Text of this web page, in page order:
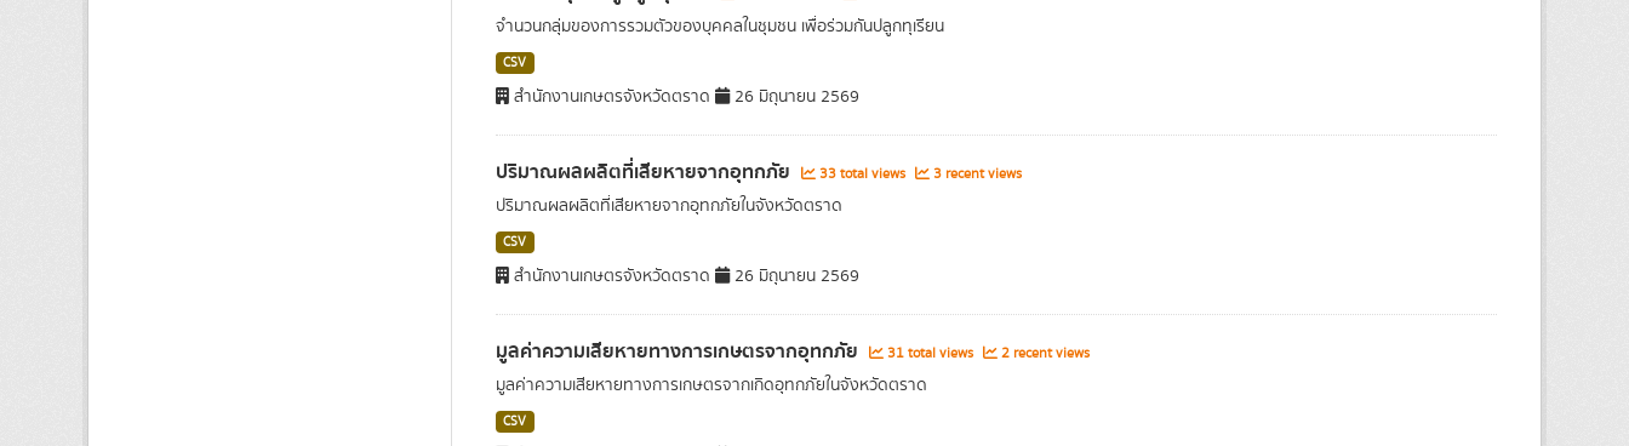
จำนวนกลุ่มของการรวมตัวของบุคคลในชุมชน เพื่อร่วมกันปลูกทุเรียน
CSV
สำนักงานเกษตรจังหวัดตราด 26 มิถุนายน 2569
ปริมาณผลผลิตที่เสียหายจากอุทกภัย 33 total views 3 recent views
ปริมาณผลผลิตที่เสียหายจากอุทกภัยในจังหวัดตราด
CSV
สำนักงานเกษตรจังหวัดตราด 26 มิถุนายน 2569
มูลค่าความเสียหายทางการเกษตรจากอุทกภัย 31 total views 2 recent views
มูลค่าความเสียหายทางการเกษตรจากเกิดอุทกภัยในจังหวัดตราด
CSV